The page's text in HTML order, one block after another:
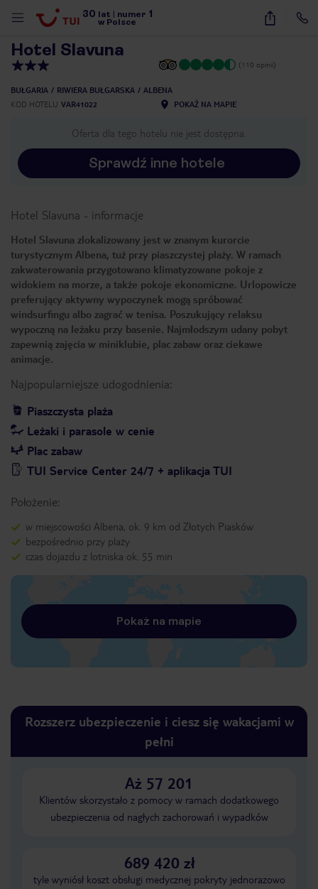
30 lat numer 1
w Polsce
21
Hotel Slavuna
(110 opinii)
BUŁGARIA RIWIERA BUŁGARSKA
ALBENA
KOD HOTELU VAR41022 POKAŻ NA MAPIE
Oferta dla tego hotelu nie jest dostępna.
Sprawdź inne hotele
Hotel Slavuna - informacje
Hotel Slavuna zlokalizowany jest w znanym kurorcie
turystycznym Albena, tuż przy piaszczystej plaży. W ramach
zakwaterowania przygotowano klimatyzowane pokoje z
widokiem na morze, a także pokoje ekonomiczne. Urlopowicze
preferujący aktywny wypoczynek mogą spróbować
windsurfingu albo zagrać w tenisa. Poszukujący relaksu
wypoczną na leżaku przy basenie. Najmłodszym udany pobyt
zapewnią zajęcia w miniklubie, plac zabaw oraz ciekawe
animacje.
Najpopularniejsze udogodnienia:
Piaszczysta plaża
Leżaki i parasole w cenie
Plac zabaw
TUI Service Center 24/7 + aplikacja TUI
Położenie:
w miejscowości Albena, ok. 9 km od Złotych Piasków
bezpośrednio przy plaży
czas dojazdu z lotniska ok. 55 min
Pokaż na mapie
Rozszerz ubezpieczenie i ciesz się wakacjami w
pełni
Aż 57 201
Klientów skorzystało z pomocy w ramach dodatkowego
ubezpieczenia od nagłych zachorowań i wypadków
689 420 zł
tyle wyniósł koszt obsługi medycznej pokryty jednorazowo